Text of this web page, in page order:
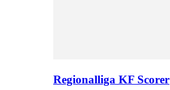
Regionalliga KF Scorer